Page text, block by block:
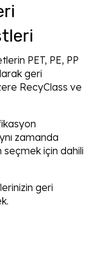
PET, PE, PP
geri
RecyClass ve
zamanda
seçmek için dahili
geri